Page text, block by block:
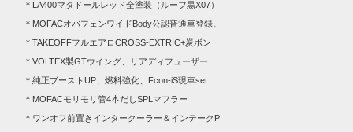
＊LA400マタドールレッド全塗装（ルーフ黒X07）
＊MOFACオバフェンワイドBody公認普通車登録。
＊TAKEOFFフルエアロCROSS-EXTRIC+炭ボン
＊VOLTEX製GTウイング、リアディフューザー
＊純正ブーストUP、燃料強化、Fcon-iS現車set
＊MOFACモリモリ管4本だしSPLマフラー
＊ワンオフ前置きインタークーラー＆インテークP